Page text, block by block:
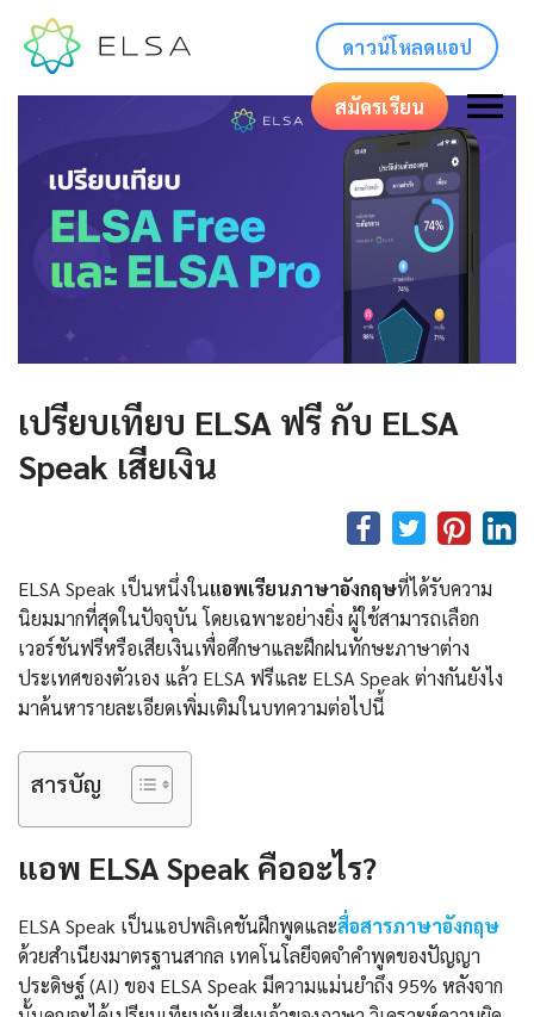
ดาวน์โหลดแอป
สมัครเรียน
เปรียบเทียบ ELSA ฟรี กับ ELSA
Speak เสียเงิน
ELSA Speak เป็นหนึ่งในแอพเรียนภาษาอังกฤษที่ได้รับความ
นิยมมากที่สุดในปัจจุบัน โดยเฉพาะอย่างยิ่ง ผู้ใช้สามารถเลือก
เวอร์ชันฟรีหรือเสียเงินเพื่อศึกษาและฝึกฝนทักษะภาษาต่าง
ประเทศของตัวเอง แล้ว ELSA ฟรีและ ELSA Speak ต่างกันยังไง
มาค้นหารายละเอียดเพิ่มเติมในบทความต่อไปนี้
สารบัญ
แอพ ELSA Speak คืออะไร?
ELSA Speak เป็นแอปพลิเคชันฝึกพูดและสื่อสารภาษาอังกฤษ
ด้วยสำเนียงมาตรฐานสากล เทคโนโลยีจดจำคำพูดของปัญญา
ประดิษฐ์ (AI) ของ ELSA Speak มีความแม่นยำถึง 95% หลังจาก